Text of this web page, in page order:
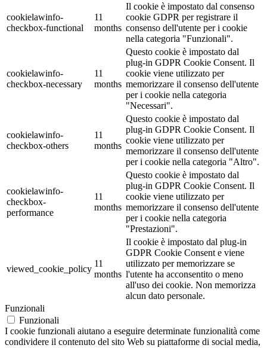
cookielawinfo-
checkbox-functional
11
months
Il cookie è impostato dal consenso
cookie GDPR per registrare il
consenso dell'utente per i cookie
nella categoria "Funzionali".
cookielawinfo-
checkbox-necessary
11
months
Questo cookie è impostato dal
plug-in GDPR Cookie Consent. Il
cookie viene utilizzato per
memorizzare il consenso dell'utente
per i cookie nella categoria
"Necessari".
cookielawinfo-
checkbox-others
11
months
Questo cookie è impostato dal
plug-in GDPR Cookie Consent. Il
cookie viene utilizzato per
memorizzare il consenso dell'utente
per i cookie nella categoria "Altro".
cookielawinfo-
checkbox-
performance
11
months
Questo cookie è impostato dal
plug-in GDPR Cookie Consent. Il
cookie viene utilizzato per
memorizzare il consenso dell'utente
per i cookie nella categoria
"Prestazioni".
viewed_cookie_policy
11
months
Il cookie è impostato dal plug-in
GDPR Cookie Consent e viene
utilizzato per memorizzare se
l'utente ha acconsentito o meno
all'uso dei cookie. Non memorizza
alcun dato personale.
Funzionali
Funzionali
I cookie funzionali aiutano a eseguire determinate funzionalità come
condividere il contenuto del sito Web su piattaforme di social media,